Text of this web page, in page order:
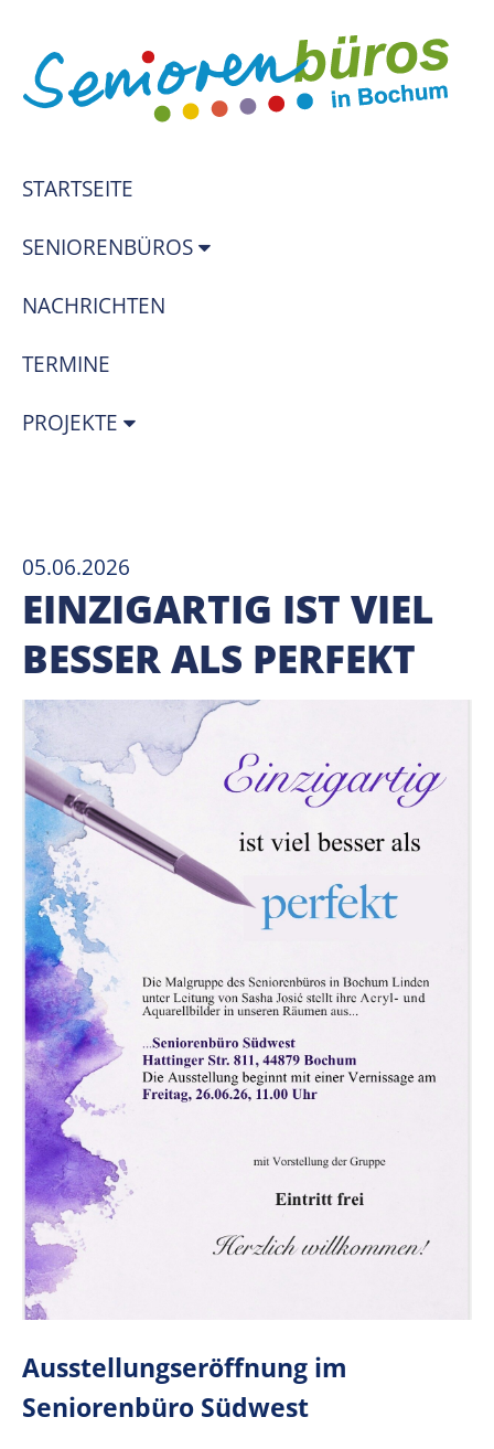
STARTSEITE
SENIORENBÜROS
NACHRICHTEN
TERMINE
PROJEKTE
05.06.2026
EINZIGARTIG IST VIEL
BESSER ALS PERFEKT
Ausstellungseröffnung im
Seniorenbüro Südwest